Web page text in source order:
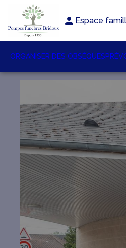
Espace
ORGANISER DES OBSÈQUES